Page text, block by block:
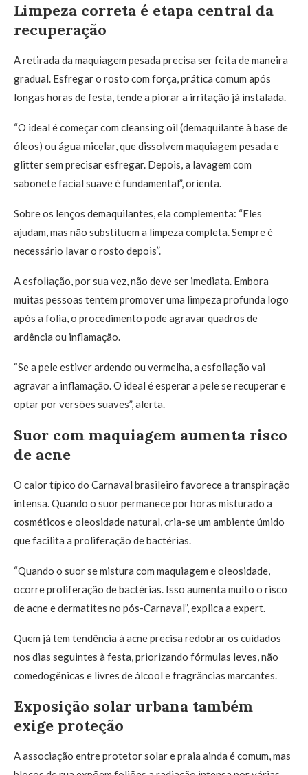
Limpeza correta é etapa central da
recuperação
A retirada da maquiagem pesada precisa ser feita de maneira
gradual. Esfregar o rosto com força, prática comum após
longas horas de festa, tende a piorar a irritação já instalada.
“O ideal é começar com cleansing oil (demaquilante à base de
óleos) ou água micelar, que dissolvem maquiagem pesada e
glitter sem precisar esfregar. Depois, a lavagem com
sabonete facial suave é fundamental”, orienta.
Sobre os lenços demaquilantes, ela complementa: “Eles
ajudam, mas não substituem a limpeza completa. Sempre é
necessário lavar o rosto depois”.
A esfoliação, por sua vez, não deve ser imediata. Embora
muitas pessoas tentem promover uma limpeza profunda logo
após a folia, o procedimento pode agravar quadros de
ardência ou inflamação.
“Se a pele estiver ardendo ou vermelha, a esfoliação vai
agravar a inflamação. O ideal é esperar a pele se recuperar e
optar por versões suaves”, alerta.
Suor com maquiagem aumenta risco
de acne
O calor típico do Carnaval brasileiro favorece a transpiração
intensa. Quando o suor permanece por horas misturado a
cosméticos e oleosidade natural, cria-se um ambiente úmido
que facilita a proliferação de bactérias.
“Quando o suor se mistura com maquiagem e oleosidade,
ocorre proliferação de bactérias. Isso aumenta muito o risco
de acne e dermatites no pós-Carnaval”, explica a expert.
Quem já tem tendência à acne precisa redobrar os cuidados
nos dias seguintes à festa, priorizando fórmulas leves, não
comedogênicas e livres de álcool e fragrâncias marcantes.
Exposição solar urbana também
exige proteção
A associação entre protetor solar e praia ainda é comum, mas